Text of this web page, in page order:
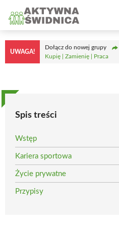
treści
UWAGA!
Dołącz do nowej grupy
Kupię | Zamienię | Praca
Spis treści
Wstęp
Kariera sportowa
Życie prywatne
Przypisy